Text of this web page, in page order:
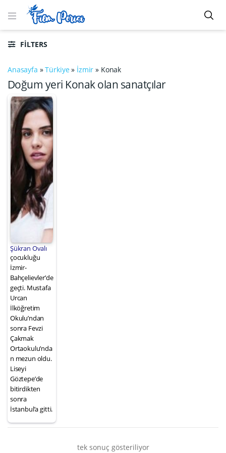
FILTERS
Anasayfa »Türkiye» İzmir » Konak
Doğum yeri Konak olan sanatçılar
Şükran Ovalı
çocukluğu
İzmir-
Bahçelievler’de
geçti. Mustafa
Urcan
İlköğretim
Okulu’ndan
sonra Fevzi
Çakmak
Ortaokulu’nda
n mezun oldu.
Liseyi
Göztepe’de
bitirdikten
sonra
İstanbul’a gitti.
tek sonuç gösteriliyor